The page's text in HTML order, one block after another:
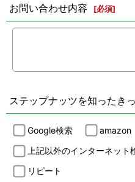
お問い合わせ内容 [必須]
ステップナッツを知ったき
Google検索
amazon
上記以外のインターネット
リピート